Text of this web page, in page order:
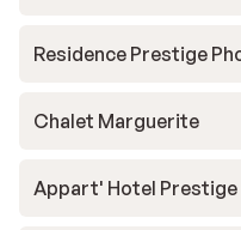
Residence Prestige
Chalet Marguerite
Appart' Hotel Prestige